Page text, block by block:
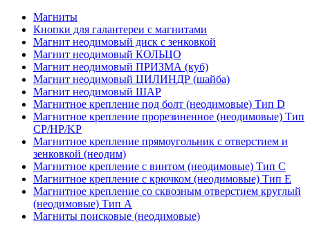
Магниты
Кнопки для галантереи с магнитами
Магнит неодимовый диск с зенковкой
Магнит неодимовый КОЛЬЦО
Магнит неодимовый ПРИЗМА (куб)
Магнит неодимовый ЦИЛИНДР (шайба)
Магнит неодимовый ШАР
Магнитное крепление под болт (неодимовые) Тип D
Магнитное крепление прорезиненное (неодимовые) Тип
CP/HP/KP
Магнитное крепление прямоугольник с отверстием и
зенковкой (неодим)
Магнитное крепление с винтом (неодимовые) Тип С
Магнитное крепление с крючком (неодимовые) Тип Е
Магнитное крепление со сквозным отверстием круглый
(неодимовые) Тип А
Магниты поисковые (неодимовые)